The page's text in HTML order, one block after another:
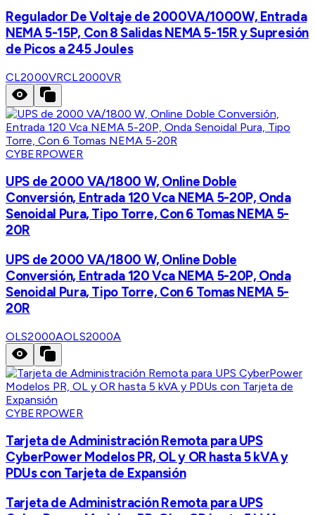
Regulador De Voltaje de 2000VA/1000W, Entrada
NEMA 5-15P, Con 8 Salidas NEMA 5-15R y Supresión
de Picos a 245 Joules
CL2000VRCL2000VR
CYBERPOWER
UPS de 2000 VA/1800 W, Online Doble
Conversión, Entrada 120 Vca NEMA 5-20P, Onda
Senoidal Pura, Tipo Torre, Con 6 Tomas NEMA 5-
20R
UPS de 2000 VA/1800 W, Online Doble
Conversión, Entrada 120 Vca NEMA 5-20P, Onda
Senoidal Pura, Tipo Torre, Con 6 Tomas NEMA 5-
20R
OLS2000AOLS2000A
CYBERPOWER
Tarjeta de Administración Remota para UPS
CyberPower Modelos PR, OL y OR hasta 5 kVA y
PDUs con Tarjeta de Expansión
Tarjeta de Administración Remota para UPS